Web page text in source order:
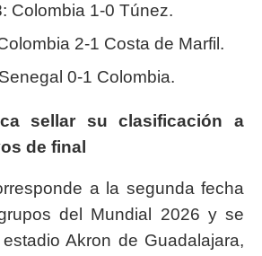
Colombia 1-0 Túnez.
2-1 Costa de Marfil.
0-1 Colombia.
sellar su clasificación a
de final
a la segunda fecha
del Mundial 2026 y se
Akron de Guadalajara,